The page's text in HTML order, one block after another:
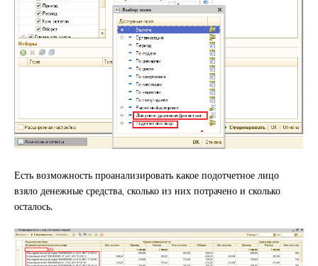
Есть возможность проанализировать какое подотчетное лицо
взяло денежные средства, сколько из них потрачено и сколько
осталось.